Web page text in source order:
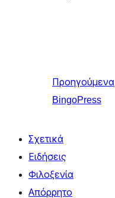
Προηγούμενα
BingoPress
Σχετικά
Ειδήσεις
Φιλοξενία
Απόρρητο